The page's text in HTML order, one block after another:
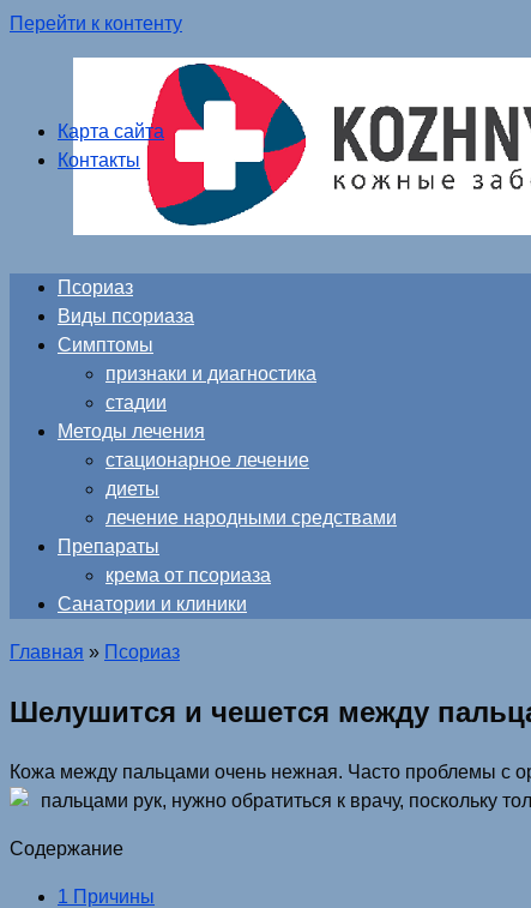
Перейти к контенту
Карта сайта
Контакты
Псориаз
Виды псориаза
Симптомы
признаки и диагностика
стадии
Методы лечения
стационарное лечение
диеты
лечение народными средствами
Препараты
крема от псориаза
Санатории и клиники
Главная » Псориаз
Шелушится и чешется между
Кожа между пальцами очень нежная. Часто проблемы с
пальцами рук, нужно обратиться к врачу, поскольку
Содержание
1 Причины